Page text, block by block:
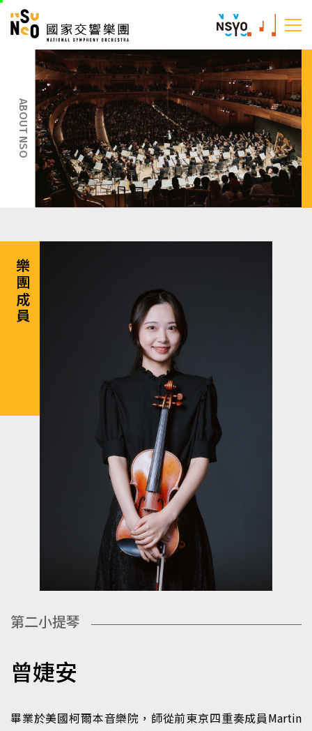
跳
::: 國家交響樂團
ABOUT NSO
樂團成員
第二小提琴
曾婕安
畢業於美國柯爾本音樂院，師從前東京四重奏成員Martin